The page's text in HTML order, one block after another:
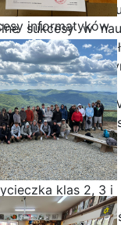
informatyków
Akademii
klas 2, 3 i
w Bieszczady
dla
sukcesy w
specjalne
wręczane jest
Wróbel z klasy
TI otrzymały
uroczystości nie